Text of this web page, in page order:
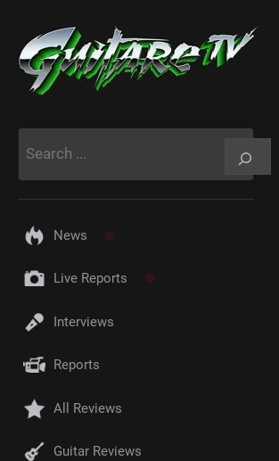
contenu
News
Live Reports
Interviews
Reports
All Reviews
Guitar Reviews